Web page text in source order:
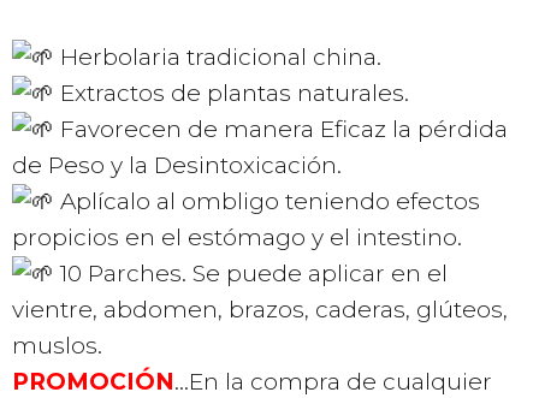
Herbolaria tradicional china.
Extractos de plantas naturales.
Favorecen de manera Eficaz la pérdida
de Peso y la Desintoxicación.
Aplícalo al ombligo teniendo efectos
propicios en el estómago y el intestino.
10 Parches. Se puede aplicar en el
vientre, abdomen, brazos, caderas, glúteos,
muslos.
PROMOCIÓN…En la compra de cualquier